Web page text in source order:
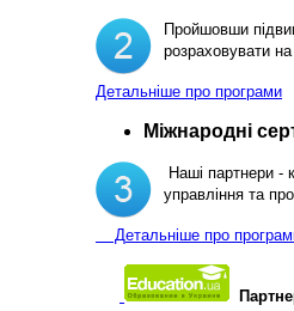
Пройшовши
розраховувати
Детальніше про програми
Міжнародні
Наші партнери -
управління та
Детальніше про